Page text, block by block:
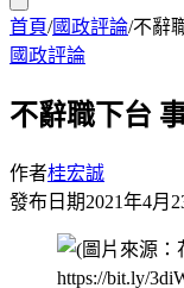
首頁/國政評論/不辭
國政評論
不辭職下台
作者桂宏誠
發布日期2021年4月